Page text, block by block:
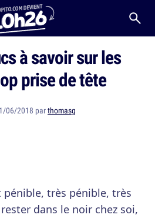
à savoir sur les
prise de tête
06/2018 parthomasg
pénible, très pénible, très
dans le noir chez soi,